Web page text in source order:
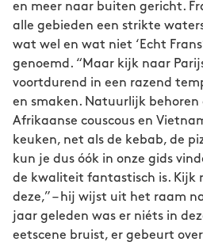
en meer naar buiten gericht.
alle gebieden een strikte
wat wel en wat niet ‘Echt
genoemd. “Maar kijk naar
voortdurend in een razend
en smaken. Natuurlijk behoren
Afrikaanse couscous en
keuken, net als de kebab, de
kun je dus óók in onze gids
de kwaliteit fantastisch is. Kijk
deze,” – hij wijst uit het raam
jaar geleden was er niéts in
eetscene bruist, er gebeurt